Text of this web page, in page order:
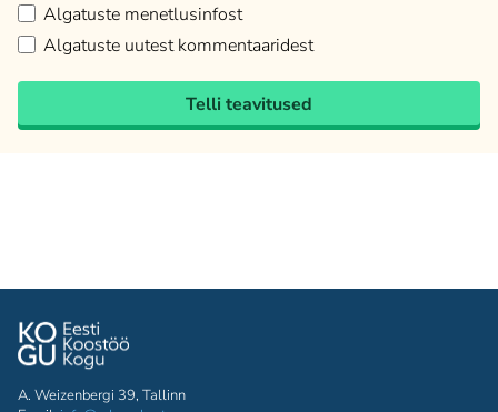
Algatuste menetlusinfost
Algatuste uutest kommentaaridest
Telli teavitused
A. Weizenbergi 39, Tallinn